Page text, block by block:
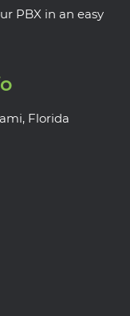
PBX in an easy
Florida